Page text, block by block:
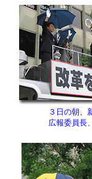
３日の朝、
広報委員長